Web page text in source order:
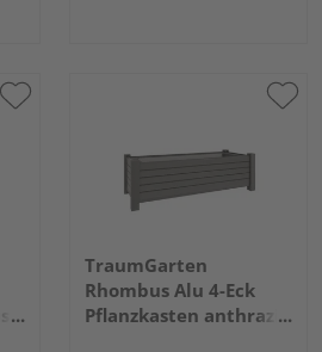
TraumGarten
Rhombus Alu 4-Eck
Pflanzkasten anthrazit